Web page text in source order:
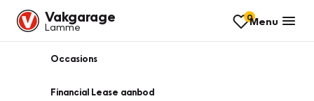
Vakgarage
Lamme
0Menu
Occasions
Financial Lease aanbod